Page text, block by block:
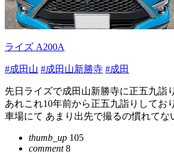
ライズ A200A
#成田山 #成田山新勝寺 #成田
先日ライズで成田山新勝寺に正五九詣
あれこれ10年前から正五九詣りしてお
車場にて あまり出先で撮るの慣れてな
thumb_up 105
comment8